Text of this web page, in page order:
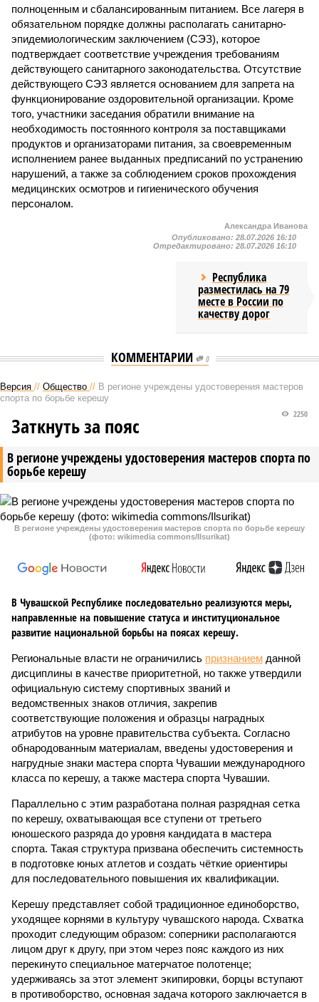
полноценным и сбалансированным питанием. Все лагеря в
обязательном порядке должны располагать санитарно-
эпидемиологическим заключением (СЭЗ), которое
подтверждает соответствие учреждения требованиям
действующего санитарного законодательства. Отсутствие
действующего СЭЗ является основанием для запрета на
функционирование оздоровительной организации. Кроме
того, участники заседания обратили внимание на
необходимость постоянного контроля за поставщиками
продуктов и организаторами питания, за своевременным
исполнением ранее выданных предписаний по устранению
нарушений, а также за соблюдением сроков прохождения
медицинских осмотров и гигиенического обучения
персоналом.
Александра Иванова
Опубликовано: 28.07.2026 16:10
Отредактировано: 28.07.2026 16:10
Республика
разместилась на 79
месте в России по
качеству дорог
КОММЕНТАРИИ 0
Версия // Общество // В регионе учреждены удостоверения мастеров
спорта по борьбе керешу
В регионе учреждены удостоверения мастеров спорта по
борьбе керешу
2250
Заткнуть за пояс
В регионе учреждены удостоверения мастеров спорта по борьбе керешу
(фото: wikimedia commons/Ilsurikat)
В Чувашской Республике последовательно реализуются меры,
направленные на повышение статуса и институциональное
развитие национальной борьбы на поясах керешу.
Региональные власти не ограничились признанием данной
дисциплины в качестве приоритетной, но также утвердили
официальную систему спортивных званий и
ведомственных знаков отличия, закрепив
соответствующие положения и образцы наградных
атрибутов на уровне правительства субъекта. Согласно
обнародованным материалам, введены удостоверения и
нагрудные знаки мастера спорта Чувашии международного
класса по керешу, а также мастера спорта Чувашии.
Параллельно с этим разработана полная разрядная сетка
по керешу, охватывающая все ступени от третьего
юношеского разряда до уровня кандидата в мастера
спорта. Такая структура призвана обеспечить системность
в подготовке юных атлетов и создать чёткие ориентиры
для последовательного повышения их квалификации.
Керешу представляет собой традиционное единоборство,
уходящее корнями в культуру чувашского народа. Схватка
проходит следующим образом: соперники располагаются
лицом друг к другу, при этом через пояс каждого из них
перекинуто специальное матерчатое полотенце;
удерживаясь за этот элемент экипировки, борцы вступают
в противоборство, основная задача которого заключается в